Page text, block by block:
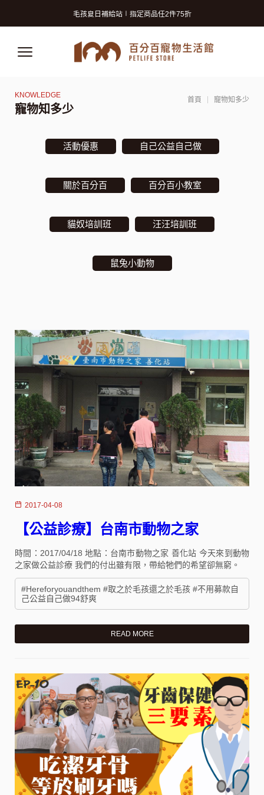
寵物知多少
首頁 寵物知多少
活動優惠 自己公益自己做
關於百分百 百分百小教室
貓奴培訓班 汪汪培訓班
鼠兔小動物
2017-04-08
【公益診療】台南市動物之家
時間：2017/04/18 地點：台南市動物之家 善化站 今天來到動物
之家做公益診療 我們的付出雖有限，帶給牠們的希望卻無窮。
#Hereforyouandthem #取之於毛孩還之於毛孩 #不用募款自
己公益自己做94舒爽
READ MORE
毛孩夏日補給站∣指定商品任2件75折
獸醫師推薦的寵物保險! 守護毛孩再升級!